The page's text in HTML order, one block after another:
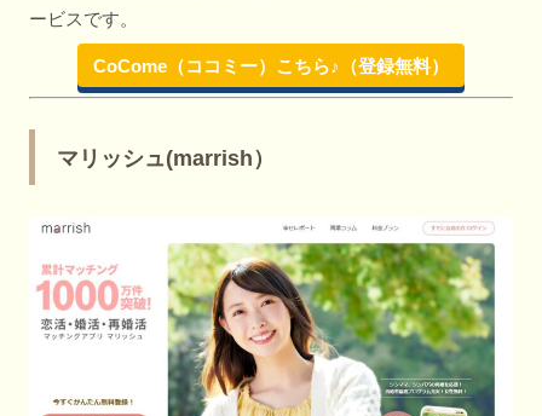
ービスです。
CoCome（ココミー）こちら♪（登録無料）
マリッシュ(marrish）